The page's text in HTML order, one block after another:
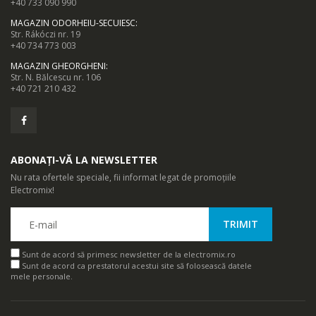
+40 733 090 990
MAGAZIN ODORHEIU-SECUIESC:
Str. Rákóczi nr. 19
+40 734 773 003
MAGAZIN GHEORGHENI:
Str. N. Bălcescu nr. 106
+40 721 210 432
ABONAȚI-VĂ LA NEWSLETTER
Nu rata ofertele speciale, fii informat legat de promoțiile
Electromix!
Sunt de acord să primesc newsletter de la electromix.ro
Sunt de acord ca prestatorul acestui site să folosească datele
mele personale.